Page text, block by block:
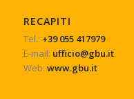
RECAPITI
Tel.: +39 055 417979
E-mail: ufficio@gbu.it
Web: www.gbu.it